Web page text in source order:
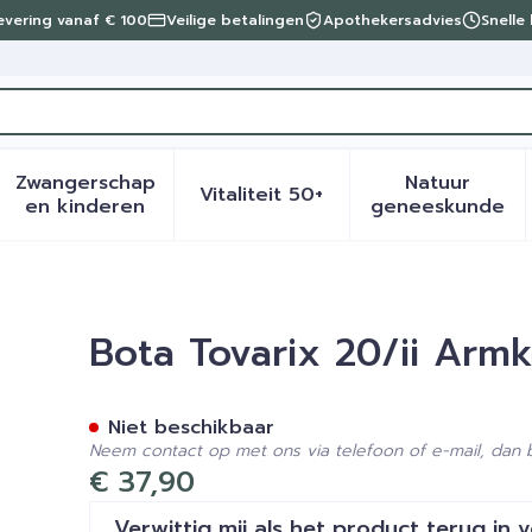
vanaf € 100 Veilige betalingen Apothekersadvies Snelle
verzorging en hygiëne categorie
voor Dieet, voeding en vitamines categorie
Zwangerschap
en kinderenToon submenu voor Zwangerschap en
Vitaliteit 50+Toon submenu voor
Natuur
geneeskunde
Toon
Bh Large
Bota Tovarix 20/ii
€ 37,90
Niet beschikbaar
Neem contact op met ons via telefoon of e-mail, dan